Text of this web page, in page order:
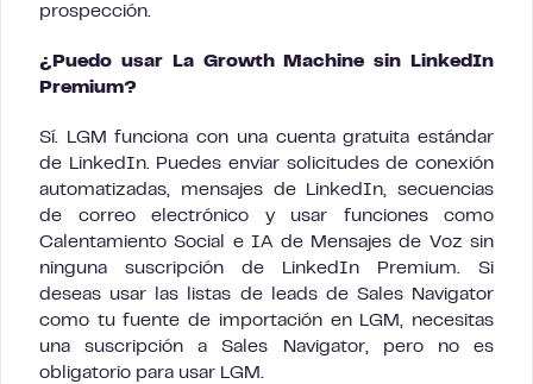
prospección.
¿Puedo usar La Growth Machine sin LinkedIn
Premium?
Sí. LGM funciona con una cuenta gratuita estándar
de LinkedIn. Puedes enviar solicitudes de conexión
automatizadas, mensajes de LinkedIn, secuencias
de correo electrónico y usar funciones como
Calentamiento Social e IA de Mensajes de Voz sin
ninguna suscripción de LinkedIn Premium. Si
deseas usar las listas de leads de Sales Navigator
como tu fuente de importación en LGM, necesitas
una suscripción a Sales Navigator, pero no es
obligatorio para usar LGM.